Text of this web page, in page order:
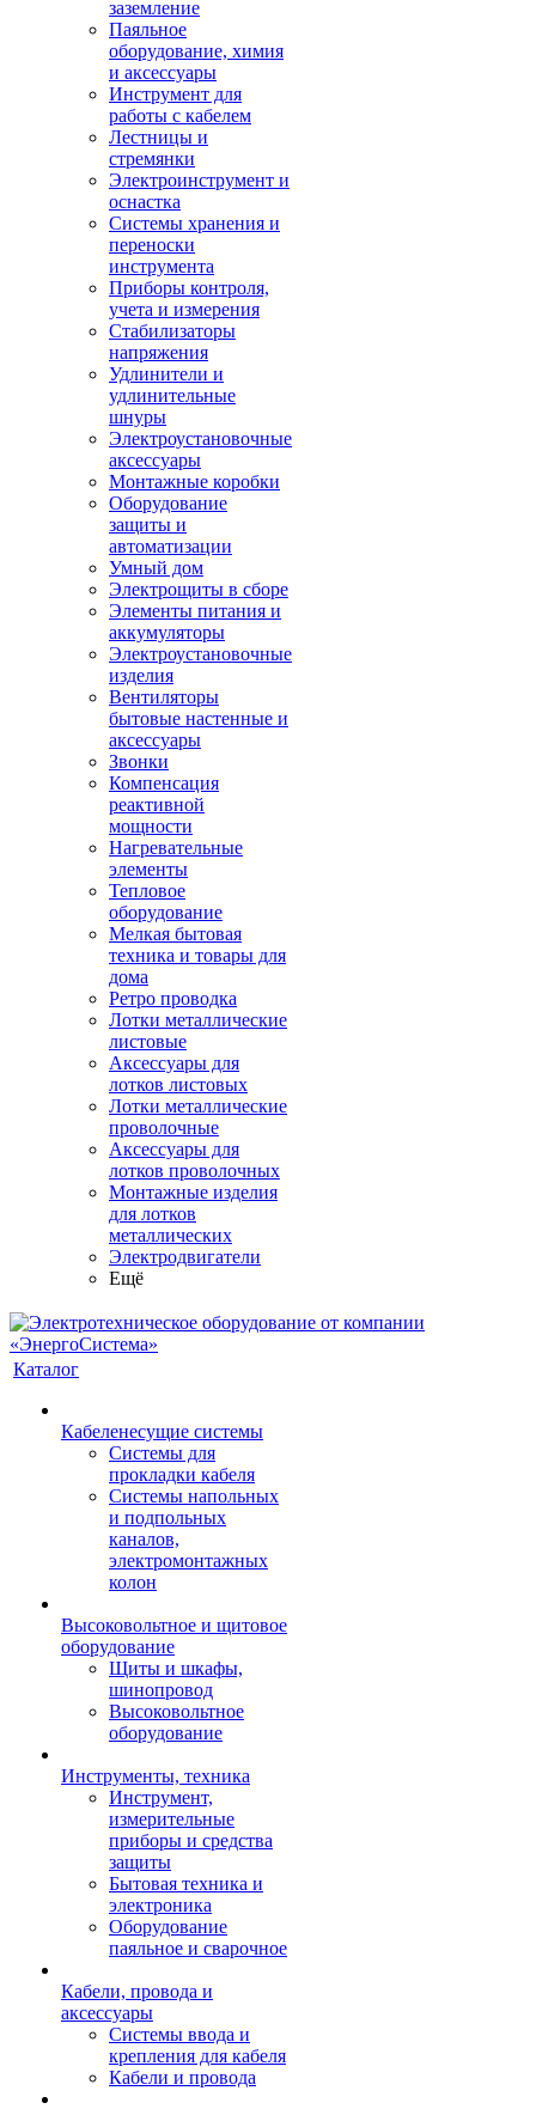
заземление
Паяльное
оборудование, химия
и аксессуары
Инструмент для
работы с кабелем
Лестницы и
стремянки
Электроинструмент и
оснастка
Системы хранения и
переноски
инструмента
Приборы контроля,
учета и измерения
Стабилизаторы
напряжения
Удлинители и
удлинительные
шнуры
Электроустановочные
аксессуары
Монтажные коробки
Оборудование
защиты и
автоматизации
Умный дом
Электрощиты в сборе
Элементы питания и
аккумуляторы
Электроустановочные
изделия
Вентиляторы
бытовые настенные и
аксессуары
Звонки
Компенсация
реактивной
мощности
Нагревательные
элементы
Тепловое
оборудование
Мелкая бытовая
техника и товары для
дома
Ретро проводка
Лотки металлические
листовые
Аксессуары для
лотков листовых
Лотки металлические
проволочные
Аксессуары для
лотков проволочных
Монтажные изделия
для лотков
металлических
Электродвигатели
Ещё
Каталог
Кабеленесущие системы
Системы для
прокладки кабеля
Системы напольных
и подпольных
каналов,
электромонтажных
колон
Высоковольтное и щитовое
оборудование
Щиты и шкафы,
шинопровод
Высоковольтное
оборудование
Инструменты, техника
Инструмент,
измерительные
приборы и средства
защиты
Бытовая техника и
электроника
Оборудование
паяльное и сварочное
Кабели, провода и
аксессуары
Системы ввода и
крепления для кабеля
Кабели и провода